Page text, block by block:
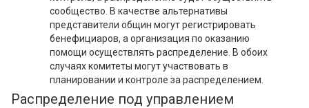
сообщество. В качестве альтернативы
представители общин могут регистрировать
бенефициаров, а организация по оказанию
помощи осуществлять распределение. В обоих
случаях комитеты могут участвовать в
планировании и контроле за распределением.
Распределение под управлением